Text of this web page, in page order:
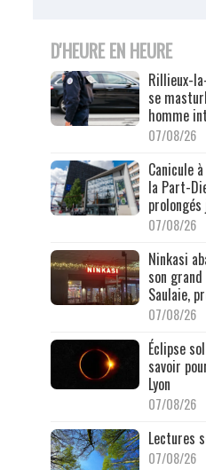
D'HEURE EN HEURE
Rillieux-
se
homme
07/08/26
Canicule
la Part-
07/08/26
Ninkasi
son
Saulaie,
07/08/26
Éclipse
savoir
Lyon
07/08/26
Lectures
07/08/26